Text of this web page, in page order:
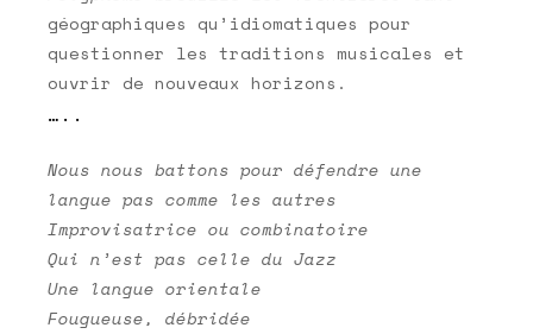
géographiques qu’idiomatiques pour
questionner les traditions musicales et
ouvrir de nouveaux horizons.
…..
Nous nous battons pour défendre une
langue pas comme les autres
Improvisatrice ou combinatoire
Qui n’est pas celle du Jazz
Une langue orientale
Fougueuse, débridée